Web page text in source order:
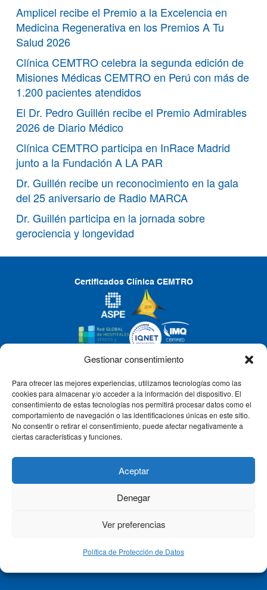
Gestionar consentimiento
Para ofrecer las mejores experiencias, utilizamos tecnologías como las
cookies para almacenar y/o acceder a la información del dispositivo. El
consentimiento de estas tecnologías nos permitirá procesar datos como el
comportamiento de navegación o las identificaciones únicas en este sitio.
No consentir o retirar el consentimiento, puede afectar negativamente a
ciertas características y funciones.
Aceptar
Denegar
Ver preferencias
Política de Protección de Datos
Amplicel recibe el Premio a la Excelencia en
Medicina Regenerativa en los Premios A Tu
Salud 2026
Clínica CEMTRO celebra la segunda edición de
Misiones Médicas CEMTRO en Perú con más de
1.200 pacientes atendidos
El Dr. Pedro Guillén recibe el Premio Admirables
2026 de Diario Médico
Clínica CEMTRO participa en InRace Madrid
junto a la Fundación A LA PAR
Dr. Guillén recibe un reconocimiento en la gala
del 25 aniversario de Radio MARCA
Dr. Guillén participa en la jornada sobre
gerociencia y longevidad
Certificados Clínica CEMTRO
CLÍNICA CEMTRO
QUIÉNES SOMOS